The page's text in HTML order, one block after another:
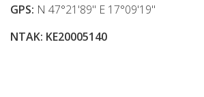
GPS: N 47°21'89" E 17°09'19"
NTAK: KE20005140